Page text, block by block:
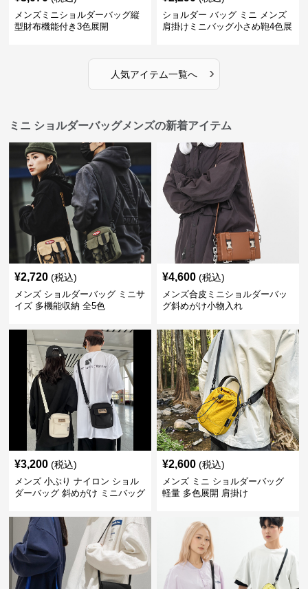
メンズミニショルダーバッグ縦
型財布機能付き3色展開
ショルダー バッグ ミニ メンズ
肩掛けミニバッグ小さめ鞄4色展
人気アイテム一覧へ ›
ミニ ショルダーバッグメンズの新着アイテム
¥2,720 (税込)
メンズ ショルダーバッグ ミニサ
イズ 多機能収納 全5色
¥4,600 (税込)
メンズ合皮ミニショルダーバッ
グ斜めがけ小物入れ
¥3,200 (税込)
メンズ 小ぶり ナイロン ショル
ダーバッグ 斜めがけ ミニバッグ
¥2,600 (税込)
メンズ ミニ ショルダーバッグ
軽量 多色展開 肩掛け